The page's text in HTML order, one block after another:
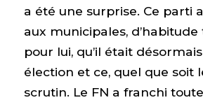
a été une surprise. Ce parti
aux municipales,
pour lui, qu’il était
élection et ce, quel que soit
scrutin. Le FN a franchi